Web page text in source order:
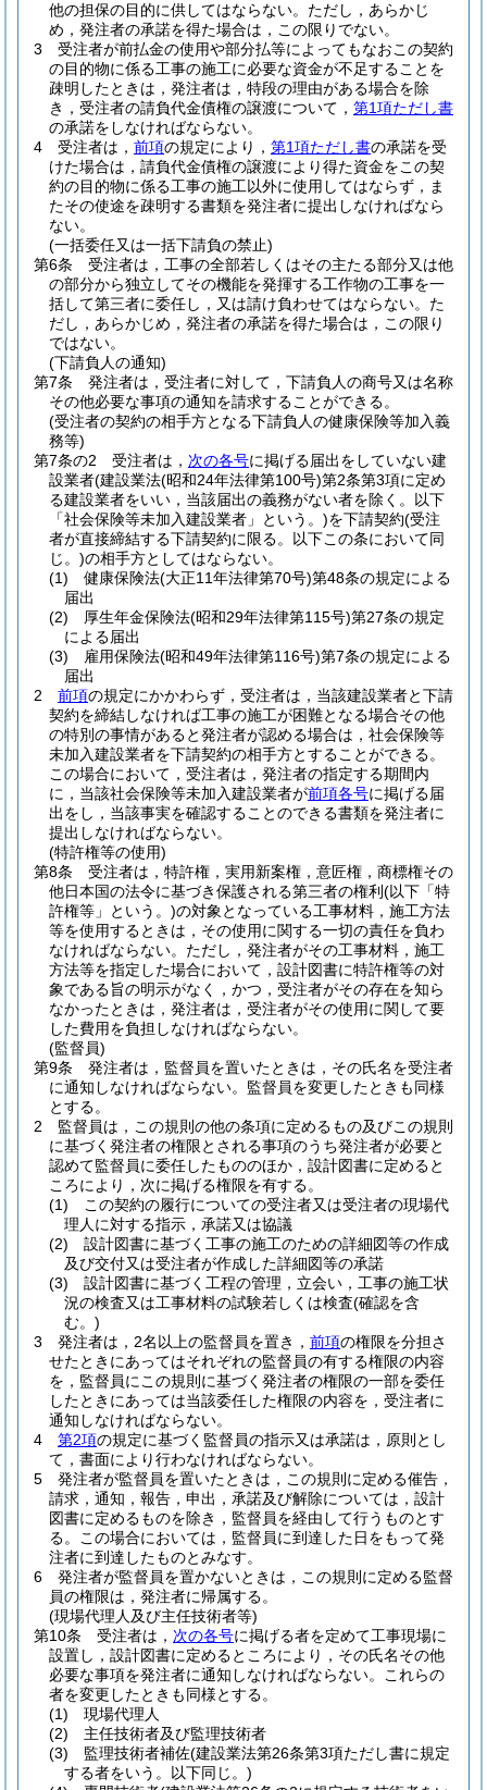
他の担保の目的に供してはならない。 ただし，あらかじ
め，発注者の承諾を得た場合は，この限りでない。
3
受注者が前払金の使用や部分払等によってもなおこの契約
の目的物に係る工事の施工に必要な資金が不足することを
疎明したときは，発注者は，特段の理由がある場合を除
き，受注者の請負代金債権の譲渡について， 第1項ただし書
の承諾をしなければならない。
4
受注者は， 前項の規定により， 第1項ただし書の承諾を受
けた場合は，請負代金債権の譲渡により得た資金をこの契
約の目的物に係る工事の施工以外に使用してはならず，ま
たその使途を疎明する書類を発注者に提出しなければなら
ない。
(一括委任又は一括下請負の禁止)
第6条
受注者は，工事の全部若しくはその主たる部分又は他
の部分から独立してその機能を発揮する工作物の工事を一
括して第三者に委任し，又は請け負わせてはならない。 た
だし，あらかじめ，発注者の承諾を得た場合は，この限り
ではない。
(下請負人の通知)
第7条
発注者は，受注者に対して，下請負人の商号又は名称
その他必要な事項の通知を請求することができる。
(受注者の契約の相手方となる下請負人の健康保険等加入義
務等)
第7条の2
受注者は， 次の各号に掲げる届出をしていない建
設業者(建設業法(昭和24年法律第100号)第2条第3項に定め
る建設業者をいい，当該届出の義務がない者を除く。以下
「社会保険等未加入建設業者」という。)を下請契約(受注
者が直接締結する下請契約に限る。以下この条において同
じ。)の相手方としてはならない。
(1)
健康保険法(大正11年法律第70号)第48条の規定による
届出
(2)
厚生年金保険法(昭和29年法律第115号)第27条の規定
による届出
(3)
雇用保険法(昭和49年法律第116号)第7条の規定による
届出
2
前項の規定にかかわらず，受注者は，当該建設業者と下請
契約を締結しなければ工事の施工が困難となる場合その他
の特別の事情があると発注者が認める場合は，社会保険等
未加入建設業者を下請契約の相手方とすることができる。
この場合において，受注者は，発注者の指定する期間内
に，当該社会保険等未加入建設業者が前項各号に掲げる届
出をし，当該事実を確認することのできる書類を発注者に
提出しなければならない。
(特許権等の使用)
第8条
受注者は，特許権，実用新案権，意匠権，商標権その
他日本国の法令に基づき保護される第三者の権利 (以下「特
許権等」という。)の対象となっている工事材料，施工方法
等を使用するときは，その使用に関する一切の責任を負わ
なければならない。 ただし，発注者がその工事材料，施工
方法等を指定した場合において，設計図書に特許権等の対
象である旨の明示がなく，かつ，受注者がその存在を知ら
なかったときは，発注者は，受注者がその使用に関して要
した費用を負担しなければならない。
(監督員)
第9条
発注者は，監督員を置いたときは，その氏名を受注者
に通知しなければならない。 監督員を変更したときも同様
とする。
2
監督員は，この規則の他の条項に定めるもの及びこの規則
に基づく発注者の権限とされる事項のうち発注者が必要と
認めて監督員に委任したもののほか，設計図書に定めると
ころにより，次に掲げる権限を有する。
(1)
この契約の履行についての受注者又は受注者の現場代
理人に対する指示，承諾又は協議
(2)
設計図書に基づく工事の施工のための詳細図等の作成
及び交付又は受注者が作成した詳細図等の承諾
(3)
設計図書に基づく工程の管理，立会い，工事の施工状
況の検査又は工事材料の試験若しくは検査(確認を含
む。)
3
発注者は，2名以上の監督員を置き， 前項の権限を分担さ
せたときにあってはそれぞれの監督員の有する権限の内容
を，監督員にこの規則に基づく発注者の権限の一部を委任
したときにあっては当該委任した権限の内容を，受注者に
通知しなければならない。
4
第2項の規定に基づく監督員の指示又は承諾は，原則とし
て，書面により行わなければならない。
5
発注者が監督員を置いたときは，この規則に定める催告，
請求，通知，報告，申出，承諾及び解除については，設計
図書に定めるものを除き，監督員を経由して行うものとす
る。
この場合においては，監督員に到達した日をもって発
注者に到達したものとみなす。
6
発注者が監督員を置かないときは，この規則に定める監督
員の権限は，発注者に帰属する。
(現場代理人及び主任技術者等)
第10条
受注者は， 次の各号に掲げる者を定めて工事現場に
設置し，設計図書に定めるところにより，その氏名その他
必要な事項を発注者に通知しなければならない。
これらの
者を変更したときも同様とする。
(1)
現場代理人
(2)
主任技術者及び監理技術者
(3)
監理技術者補佐(建設業法第26条第3項ただし書に規定
する者をいう。以下同じ。)